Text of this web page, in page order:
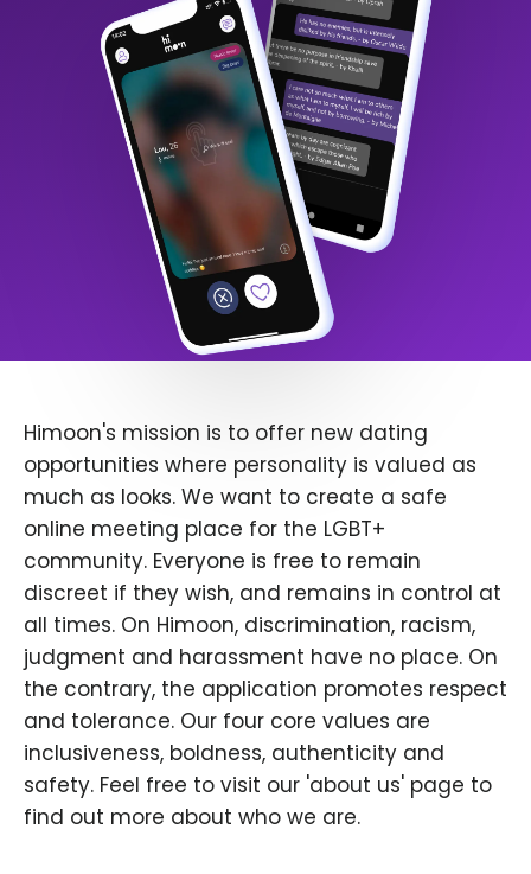
Himoon's mission is to offer new dating
opportunities where personality is valued as
much as looks. We want to create a safe
online meeting place for the LGBT+
community. Everyone is free to remain
discreet if they wish, and remains in control at
all times. On Himoon, discrimination, racism,
judgment and harassment have no place. On
the contrary, the application promotes respect
and tolerance. Our four core values are
inclusiveness, boldness, authenticity and
safety. Feel free to visit our 'about us' page to
find out more about who we are.